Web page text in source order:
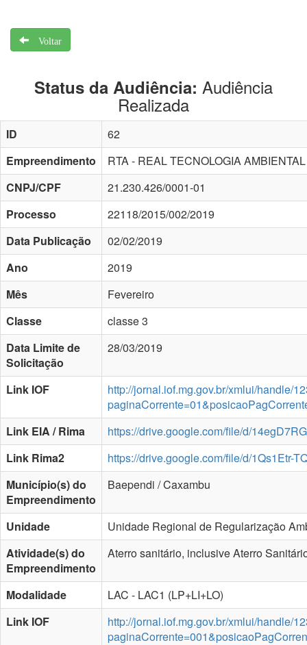
Voltar
Status da Audiência: Audiência
Realizada
ID
62
Empreendimento
RTA - REAL TECNOLOGIA
CNPJ/CPF
21.230.426/0001-01
Processo
22118/2015/002/2019
Data Publicação
02/02/2019
Ano
2019
Mês
Fevereiro
Classe
classe 3
Data Limite de
Solicitação
28/03/2019
Link IOF
http://jornal.iof.mg.gov.br/xmlui/handle/
Link EIA / Rima
https://drive.google.com/file/d/
Link Rima2
https://drive.google.com/file/d/1Qs1Etr-
Município(s) do
Empreendimento
Baependi / Caxambu
Unidade
Unidade Regional de Regularização
Atividade(s) do
Empreendimento
Aterro sanitário, inclusive Aterro
Modalidade
LAC - LAC1 (LP+LI+LO)
Link IOF
http://jornal.iof.mg.gov.br/xmlui/handle/